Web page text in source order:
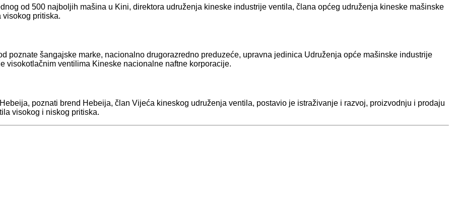
od 500 najboljih mašina u Kini, direktora udruženja kineske industrije ventila, člana općeg udruženja kineske mašinske
pritiska.
poznate šangajske marke, nacionalno drugorazredno preduzeće, upravna jedinica Udruženja opće mašinske industrije
visokotlačnim ventilima Kineske nacionalne naftne korporacije.
poznati brend Hebeija, član Vijeća kineskog udruženja ventila, postavio je istraživanje i razvoj, proizvodnju i prodaju
visokog i niskog pritiska.